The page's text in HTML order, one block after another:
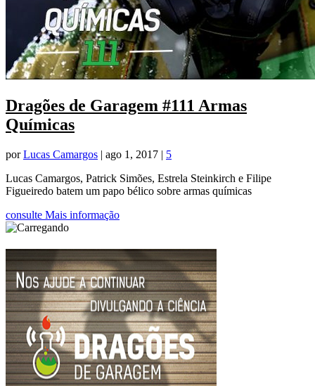
Dragões de Garagem #111 Armas
Químicas
porLucas Camargos | ago 1, 2017 | 5
Lucas Camargos, Patrick Simões, Estrela Steinkirch e Filipe
Figueiredo batem um papo bélico sobre armas químicas
consulte Mais informação